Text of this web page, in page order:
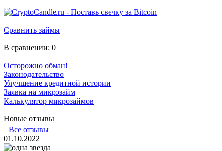
Сравнить займы
В сравнении: 0
Осторожно обман!
Законодательство
Улучшение кредитной истории
Заявка на микрозайм
Калькулятор микрозаймов
Новые отзывы
Все отзывы
01.10.2022